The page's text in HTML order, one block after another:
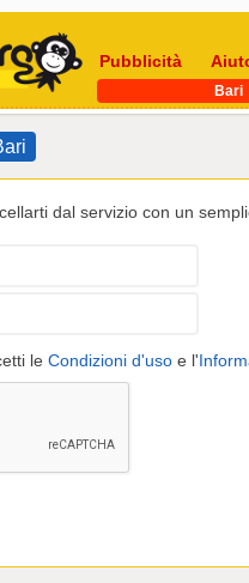
Pubblicità
Bari
dal servizio con un
le Condizioni d'uso e l'